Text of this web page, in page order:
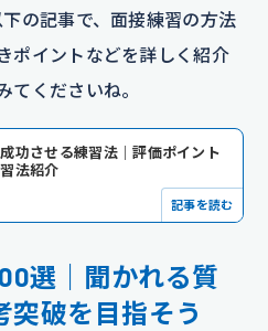
の記事で、面接練習の方法
ポイントなどを詳しく紹介
てくださいね。
功させる練習法｜評価ポイント
法紹介
記事を読む
選｜聞かれる質
突破を目指そう